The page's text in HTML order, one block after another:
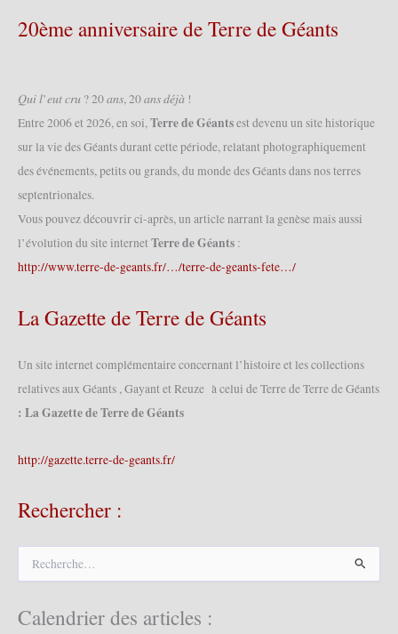
2008
(08/06/2008)
20ème anniversaire de Terre de Géants
𝑄𝑢𝑖 𝑙’𝑒𝑢𝑡 𝑐𝑟𝑢 ? 20 𝑎𝑛𝑠, 20 𝑎𝑛𝑠 𝑑𝑒́𝑗𝑎̀ !
Entre 2006 et 2026, en soi,Terre de Géantsest devenu un site historique
sur la vie des Géants durant cette période, relatant photographiquement
des événements, petits ou grands, du monde des Géants dans nos terres
septentrionales.
Vous pouvez découvrir ci-après, un article narrant la genèse mais aussi
l’évolution du site internet Terre de Géants :
http://www.terre-de-geants.fr/…/terre-de-geants-fete…/
La Gazette de Terre de Géants
Un site internet complémentaire concernant l’histoire et les collections
relatives aux Géants , Gayant et Reuze à celui de Terre de Terre de Géants
: La Gazette de Terre de Géants
http://gazette.terre-de-geants.fr/
Rechercher :
e
Calendrier des articles :